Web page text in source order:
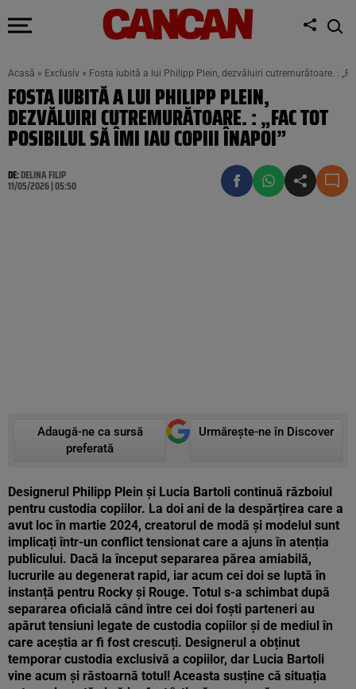
Acasă » Exclusiv » Fosta iubită a lui Philipp Plein, dezvăluiri cutremurătoare. :
FOSTA IUBITĂ A LUI PHILIPP PLEIN,
DEZVĂLUIRI CUTREMURĂTOARE. : „FAC TOT
POSIBILUL SĂ ÎMI IAU COPIII ÎNAPOI”
DE:DELINA FILIP
11/05/2026 | 05:50
Adaugă-ne ca sursă
preferată
Urmărește-ne în Discover
Designerul Philipp Plein și Lucia Bartoli continuă războiul
pentru custodia copiilor. La doi ani de la despărțirea care a
avut loc în martie 2024, creatorul de modă și modelul sunt
implicați într-un conflict tensionat care a ajuns în atenția
publicului. Dacă la început separarea părea amiabilă,
lucrurile au degenerat rapid, iar acum cei doi se luptă în
instanță pentru Rocky și Rouge. Totul s-a schimbat după
separarea oficială când între cei doi foști parteneri au
apărut tensiuni legate de custodia copiilor și de mediul în
care aceștia ar fi fost crescuți. Designerul a obținut
temporar custodia exclusivă a copiilor, dar Lucia Bartoli
vine acum și răstoarnă totul! Aceasta susține că situația